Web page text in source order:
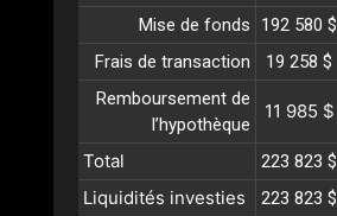
Mise de fonds 192 580 $
Frais de transaction
19 258 $
Remboursement de
l’hypothèque
11 985 $
Total 223 823 $
Liquidités investies 223 823 $